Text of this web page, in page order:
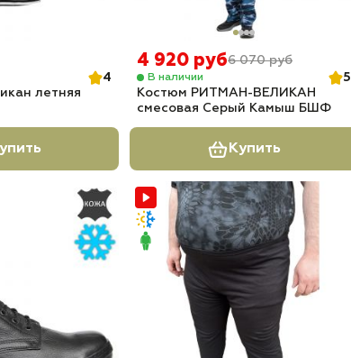
4
летняя
4 920 руб6 070 руб
В наличии
5
Костюм РИТМАН-ВЕЛИКАН
смесовая Серый Камыш БШФ
Купить